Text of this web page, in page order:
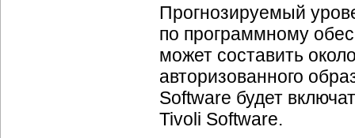
Прогнозируемый
по программному
может составить
авторизованного
Software будет
Tivoli Software.